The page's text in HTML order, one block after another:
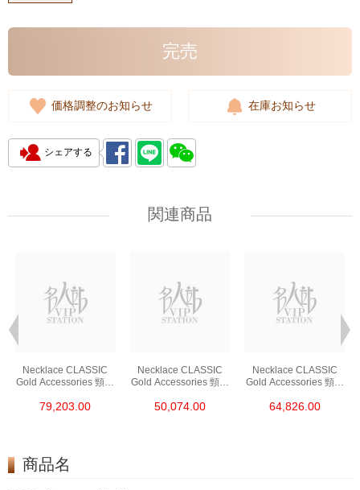
完売
価格調整のお知らせ 在庫お知らせ
シェアする
関連商品
Necklace CLASSIC
Gold Accessories 頸鏈
79,203.00
Necklace CLASSIC
Gold Accessories 頸鏈
50,074.00
Necklace CLASSIC
Gold Accessories 頸鏈
64,826.00
商品名